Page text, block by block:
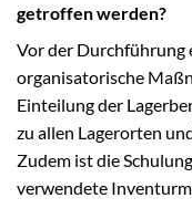
getroffen werden?
Vor der Durchführung
organisatorische
Einteilung der
zu allen Lagerorten
Zudem ist die
verwendete